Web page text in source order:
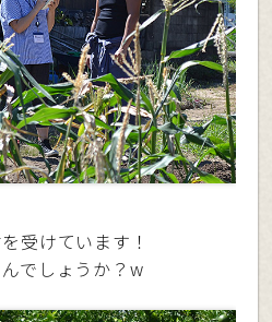
受けています！
でしょうか？w